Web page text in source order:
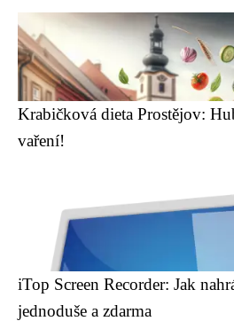
Krabičková dieta Prostějov:
vaření!
iTop Screen Recorder: Jak
jednoduše a zdarma